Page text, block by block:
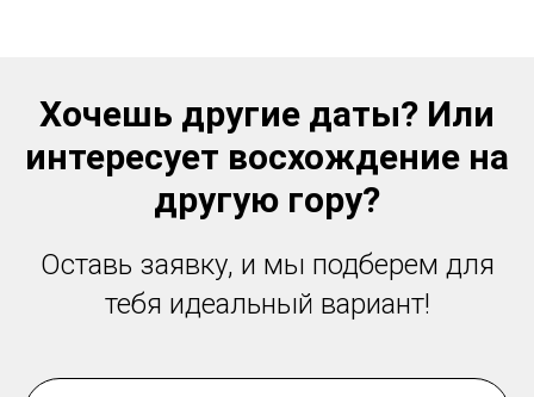
Хочешь другие даты? Или
интересует восхождение на
другую гору?
Оставь заявку, и мы подберем для
тебя идеальный вариант!